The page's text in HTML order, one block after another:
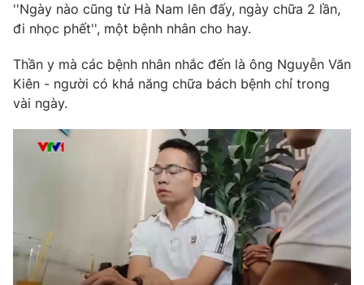
Theo dõi báo trên
Cơ quan chủ quản:Đài Truyền hình Việt Nam
Cơ quan báo chí:Thời báo VTV
Giấy phép hoạt động báo in và báo điện tử số 483/GP-BTTTT
Tổng Biên tập:
Vũ Thanh Thủy
Nguyễn Thị Mỹ Hạnh, Phạm Quốc Thắng,
024.38 355 931 - 024.38 355 932
Ðiện thoại Thời báo VTV:
024.66 897 897
Email:
toasoan@vtv.vn
Liên hệ quảng cáo:024-7300.7108
''Ngày nào cũng từ Hà Nam lên đấy, ngày chữa 2 lần,
đi nhọc phết'', một bệnh nhân cho hay.
Thần y mà các bệnh nhân nhắc đến là ông Nguyễn Văn
Kiên - người có khả năng chữa bách bệnh chỉ trong
vài ngày.